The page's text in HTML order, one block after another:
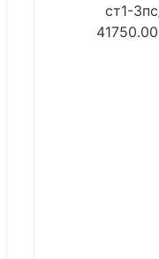
ст1-
41750.00